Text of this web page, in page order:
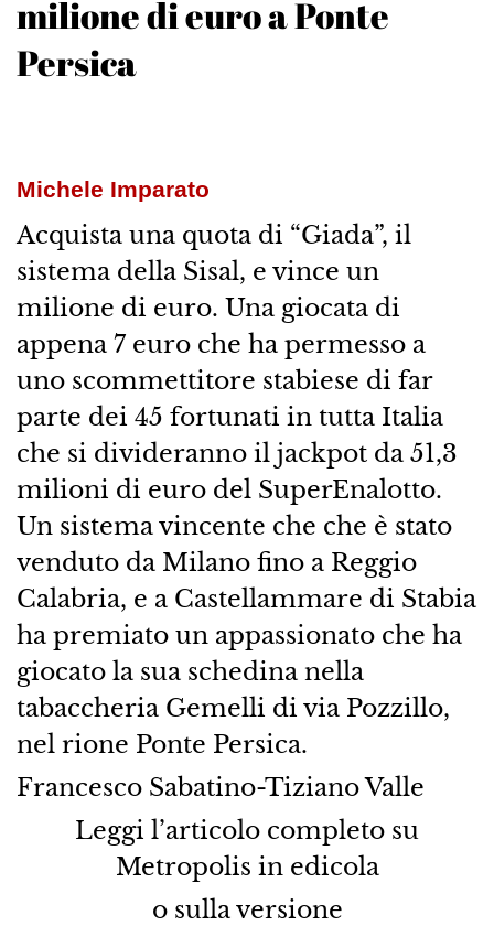
milione di euro a Ponte
Persica
Michele Imparato
Acquista una quota di “Giada”, il
sistema della Sisal, e vince un
milione di euro. Una giocata di
appena 7 euro che ha permesso a
uno scommettitore stabiese di far
parte dei 45 fortunati in tutta Italia
che si divideranno il jackpot da 51,3
milioni di euro del SuperEnalotto.
Un sistema vincente che che è stato
venduto da Milano fino a Reggio
Calabria, e a Castellammare di Stabia
ha premiato un appassionato che ha
giocato la sua schedina nella
tabaccheria Gemelli di via Pozzillo,
nel rione Ponte Persica.
Francesco Sabatino-Tiziano Valle
Leggi l’articolo completo su
Metropolis in edicola
o sulla versione